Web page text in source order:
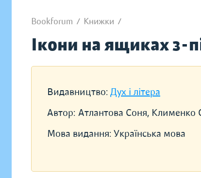
Bookforum / Книжки /
Ікони на ящиках з-
Видавництво: Дух і літера
Автор: Атлантова Соня, Клименко
Мова видання: Українська мова